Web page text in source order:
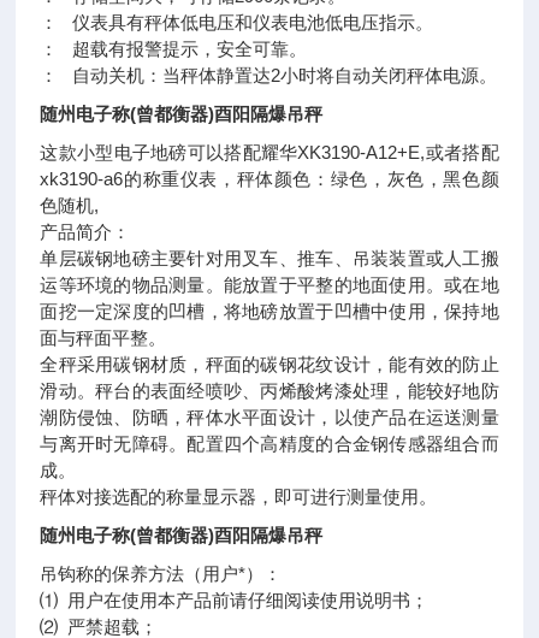
： 仪表具有秤体低电压和仪表电池低电压指示。
： 超载有报警提示，安全可靠。
： 自动关机：当秤体静置达2小时将自动关闭秤体电源。
随州电子称(曾都衡器)酉阳隔爆吊秤
这款小型电子地磅可以搭配耀华XK3190-A12+E,或者搭配
xk3190-a6的称重仪表，秤体颜色：绿色，灰色，黑色颜
色随机,
产品简介：
单层碳钢地磅主要针对用叉车、推车、吊装装置或人工搬
运等环境的物品测量。能放置于平整的地面使用。或在地
面挖一定深度的凹槽，将地磅放置于凹槽中使用，保持地
面与秤面平整。
全秤采用碳钢材质，秤面的碳钢花纹设计，能有效的防止
滑动。秤台的表面经喷吵、丙烯酸烤漆处理，能较好地防
潮防侵蚀、防晒，秤体水平面设计，以使产品在运送测量
与离开时无障碍。配置四个高精度的合金钢传感器组合而
成。
秤体对接选配的称量显示器，即可进行测量使用。
随州电子称(曾都衡器)酉阳隔爆吊秤
吊钩称的保养方法（用户*）：
⑴ 用户在使用本产品前请仔细阅读使用说明书；
⑵ 严禁超载；